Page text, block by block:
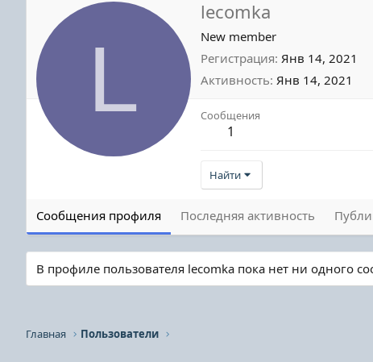
L
lecomka
New member
Регистрация Янв 14, 2021
Активность Янв 14, 2021
Сообщения
1
Найти
Сообщения профиля Последняя активность
В профиле пользователя lecomka пока нет ни одного
Главная Пользователи